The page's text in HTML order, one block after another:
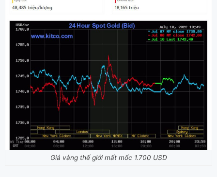
Giá vàng thế giới mất mốc 1.700 USD